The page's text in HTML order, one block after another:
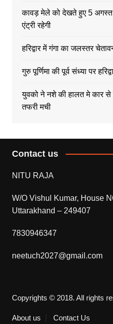
कावड़ मेले को देखते हुए 5 अगस्त
एंट्री रहेगी
हरिद्वार में गंगा का जलस्तर
गुरु पूर्णिमा की पूर्व संध्या पर
युवको ने नशे की हालत मे कार
तफरी मची
Contact us
NITU RAJA
W/O Vishul Kumar, House
Uttarakhand – 249407
7830946347
neetuch2027@gmail.com
Copyrights © 2018. All rights
About us Contact Us